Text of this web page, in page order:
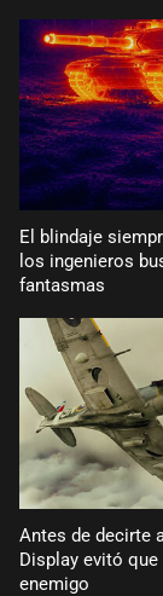
El blindaje
los ingenieros
fantasmas
Antes de decirte
Display evitó
enemigo